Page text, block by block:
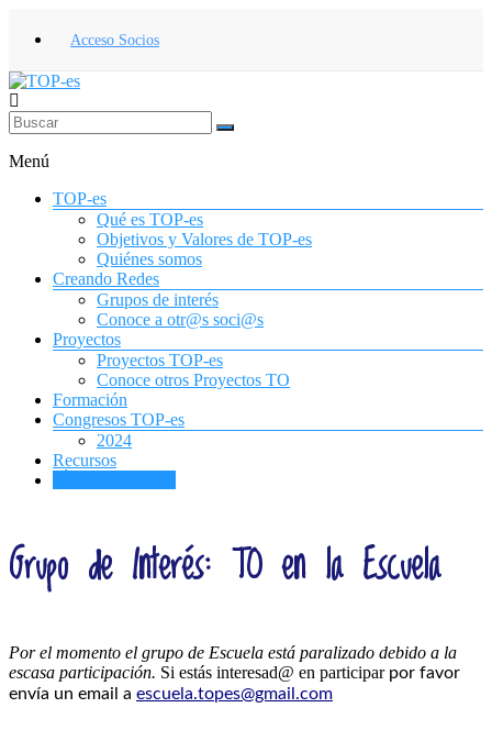
Acceso Socios
TOP-
Asociación
Española
Ocupacional
para
Adolescencia
Menú
TOP-es
Qué es TOP-es
Objetivos y Valores de TOP-es
Quiénes somos
Creando Redes
Grupos de interés
Conoce a otr@s soci@s
Proyectos
Proyectos TOP-es
Conoce otros Proyectos TO
Formación
Congresos TOP-es
2024
Recursos
Grupo de Interés: TO en la Escuela
Por el momento el grupo de Escuela está paralizado debido a la
escasa participación. Si estás interesad@ en participar por favor
envía un email a escuela.topes@gmail.com